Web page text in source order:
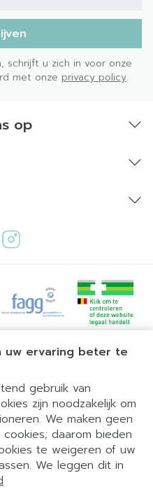
uw ervaring beter te
gebruik van
zijn noodzakelijk om
We maken geen
daarom bieden
te weigeren of uw
We leggen dit in
schrijft u zich in voor onze
met onze privacy policy.
op